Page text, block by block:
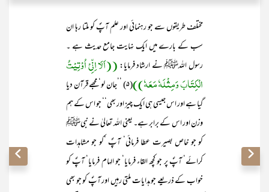
مختلف طریقوں سے جو رہنمائی اور علم آپؐ کو ملتا رہا ان
سب کے بارے میں ایک نہایت جامع حدیث ہے ۔
رسول اللہﷺ نے ارشاد فرمایا:((اَلَا اِنِّیْ اُوْتِیْتُ
الْکِتَابَ وَمِثْلَہٗ مَعَہٗ)) (۵) ’’جان لو‘ مجھے قرآن دیا
گیا ہے اور اس جیسی ہی ایک چیز اور بھی‘‘ جو اس کے ہم
وزن اور اس کے برابر ہے۔ یعنی اللہ تعالیٰ نے نبیﷺ
کو جو خاص بصیرت عطا فرمائی‘ آپؐ ‘کو جو مشاہدات
کرائے‘ آپؐ پر جو کچھ القاء فرمایا‘ جو الہام فرمایا‘ آپؐ کو
خواب کے ذریعے جو ہدایات ملتی رہیں اور آپؐ کو جو بھی